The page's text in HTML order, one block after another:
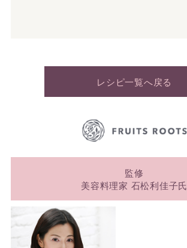
レシピ一覧へ戻る
監修
美容料理家 石松利佳子氏